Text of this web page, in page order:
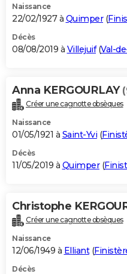
Naissance
22/02/1927 à Quimper(
Décès
08/08/2019 à Villejuif(Val-
Anna KERGOURLAY
Créer une cagnotte obsèques
Naissance
01/05/1921 à Saint-Yvi (
Décès
11/05/2019 à Quimper(
Christophe
Créer une cagnotte obsèques
Naissance
12/06/1949 à Elliant(
Décès